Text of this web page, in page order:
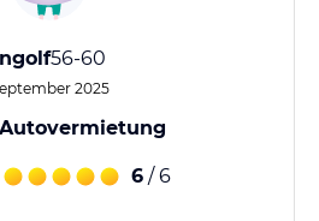
56-60
2025
6 / 6